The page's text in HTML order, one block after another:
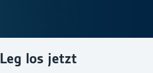
Leg los jetzt